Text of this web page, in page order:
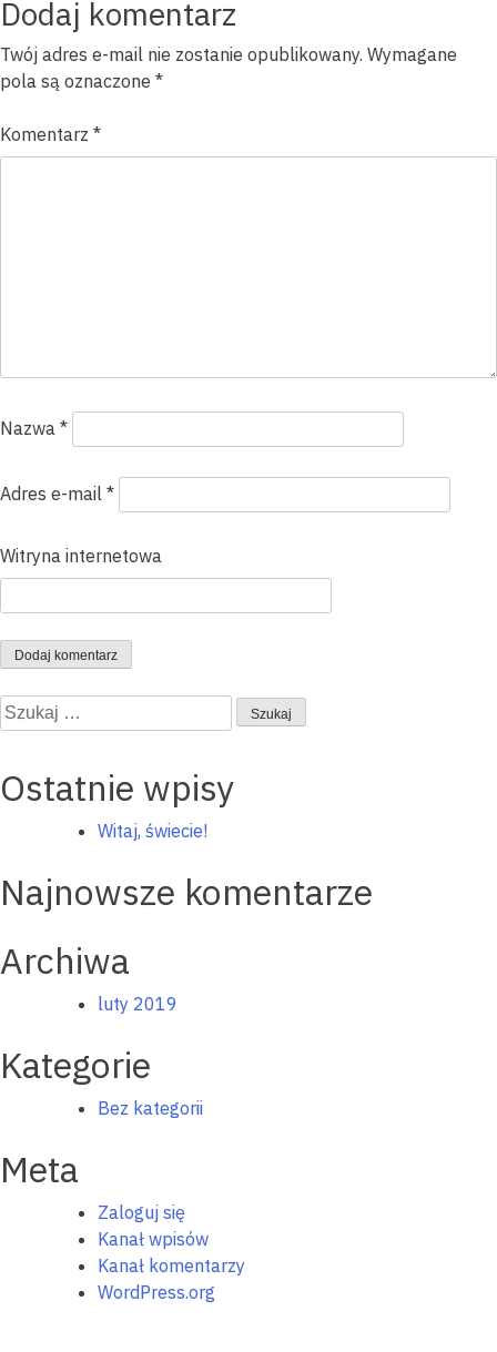
Dodaj komentarz
Twój adres e-mail nie zostanie opublikowany. Wymagane
pola są oznaczone *
Komentarz *
Nazwa *
Adres e-mail *
Witryna internetowa
Szukaj:
Ostatnie wpisy
Witaj, świecie!
Najnowsze komentarze
Archiwa
luty 2019
Kategorie
Bez kategorii
Meta
Zaloguj się
Kanał wpisów
Kanał komentarzy
WordPress.org